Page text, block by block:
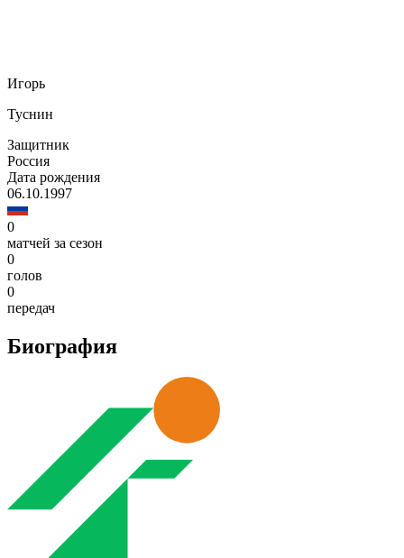
Игорь
Туснин
Защитник
Россия
Дата рождения
06.10.1997
0
матчей за сезон
0
голов
0
передач
Биография